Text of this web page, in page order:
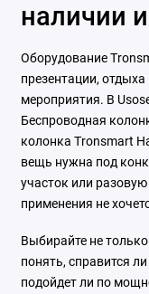
многоканального
нет
Подсветка: да
(стереопара)
колонка
Цвет:
наличии
Оборудование
презентации,
мероприятия. В
Беспроводная
колонка Tronsmart
вещь нужна под
участок или
применения не
Выбирайте не
понять, справится
подойдет ли по